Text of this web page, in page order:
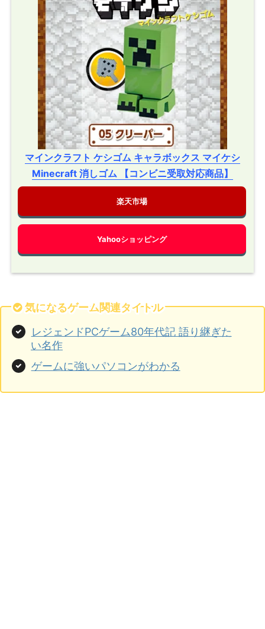
マインクラフト ケシゴム キャラボックス マイケシ
Minecraft 消しゴム 【コンビニ受取対応商品】
楽天市場
Yahooショッピング
気になるゲーム関連タイトル
レジェンドPCゲーム80年代記 語り継ぎた
い名作
ゲームに強いパソコンがわかる